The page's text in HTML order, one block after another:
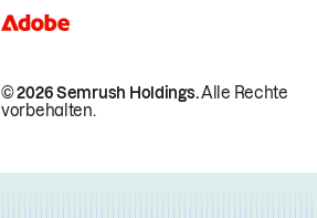
© 2026 Semrush Holdings.Alle Rechte
vorbehalten.